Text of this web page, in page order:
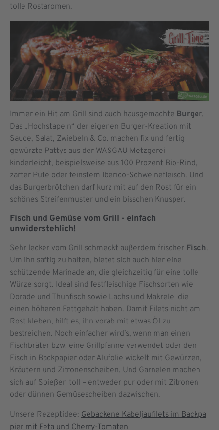
tolle Rostaromen.
Immer ein Hit am Grill sind auch hausgemachte Burger.
Das „Hochstapeln“ der eigenen Burger-Kreation mit
Sauce, Salat, Zwiebeln & Co. machen fix und fertig
gewürzte Pattys aus der WASGAU Metzgerei
kinderleicht, beispielsweise aus 100 Prozent Bio-Rind,
zarter Pute oder feinstem Iberico-Schweinefleisch. Und
das Burgerbrötchen darf kurz mit auf den Rost für ein
schönes Streifenmuster und ein bisschen Knusper.
Fisch und Gemüse vom Grill - einfach
unwiderstehlich!
Sehr lecker vom Grill schmeckt außerdem frischer Fisch.
Um ihn saftig zu halten, bietet sich auch hier eine
schützende Marinade an, die gleichzeitig für eine tolle
Würze sorgt. Ideal sind festfleischige Fischsorten wie
Dorade und Thunfisch sowie Lachs und Makrele, die
einen höheren Fettgehalt haben. Damit Filets nicht am
Rost kleben, hilft es, ihn vorab mit etwas Öl zu
bestreichen. Noch einfacher wird’s, wenn man einen
Fischbräter bzw. eine Grillpfanne verwendet oder den
Fisch in Backpapier oder Alufolie wickelt mit Gewürzen,
Kräutern und Zitronenscheiben. Und Garnelen machen
sich auf Spießen toll – entweder pur oder mit Zitronen
oder dünnen Gemüsescheiben dazwischen.
Unsere Rezeptidee: Gebackene Kabeljaufilets im Backpa
pier mit Feta und Cherry-Tomaten